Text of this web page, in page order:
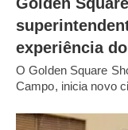
experiência
O Golden Square
Campo, inicia novo